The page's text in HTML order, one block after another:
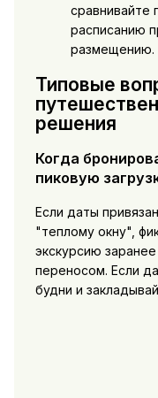
сравнивайте
расписанию
размещению.
Типовые
решения
Когда
пиковую
Если даты
"теплому окну",
экскурсию
переносом. Если
будни и